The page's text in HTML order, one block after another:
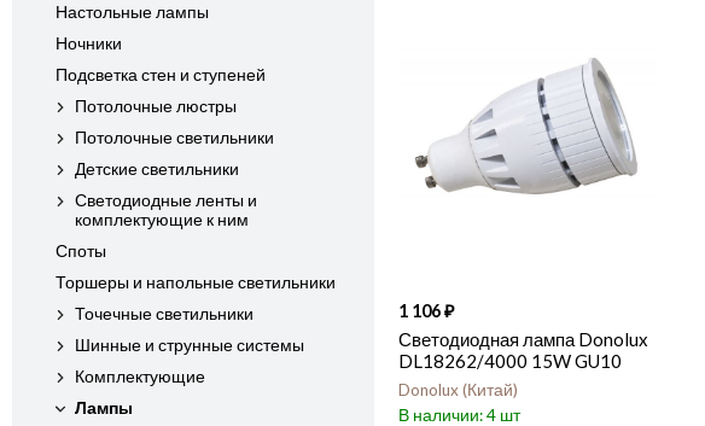
Настольные лампы
Ночники
Подсветка стен и ступеней
Потолочные люстры
Потолочные светильники
Детские светильники
Светодиодные ленты и
комплектующие к ним
Споты
Торшеры и напольные светильники
Точечные светильники
Шинные и струнные системы
Комплектующие
Лампы
1 106
Светодиодная лампа Donolux
DL18262/4000 15W GU10
Donolux Китай
4